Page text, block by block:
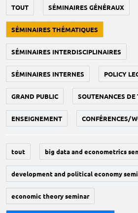
TOUT SÉMINAIRES GÉNÉRAUX
SÉMINAIRES THÉMATIQUES
SÉMINAIRES INTERDISCIPLINAIRES
SÉMINAIRES INTERNES POLICY
GRAND PUBLIC SOUTENANCES DE
ENSEIGNEMENT CONFÉRENCES/
tout big data and econometrics
development and political economy
economic theory seminar